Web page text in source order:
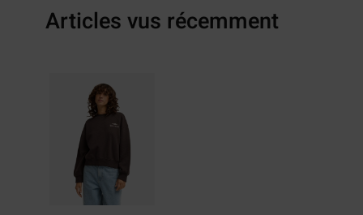
Articles vus récemment